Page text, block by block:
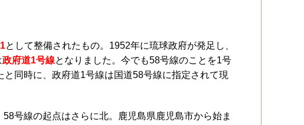
として整備されたもの。1952年に琉球政府が発足し、
政府道1号線となりました。今でも58号線のことを1号
同時に、政府道1号線は国道58号線に指定されて現
号線の起点はさらに北。鹿児島県鹿児島市から始ま